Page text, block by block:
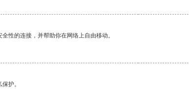
性的连接，并帮助你在网络上自由移动。
护。